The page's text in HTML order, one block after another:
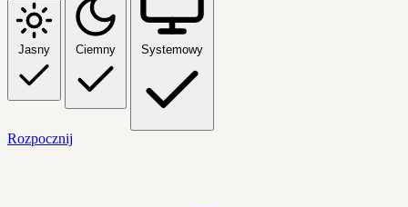
Jasny Ciemny Systemowy
Rozpocznij